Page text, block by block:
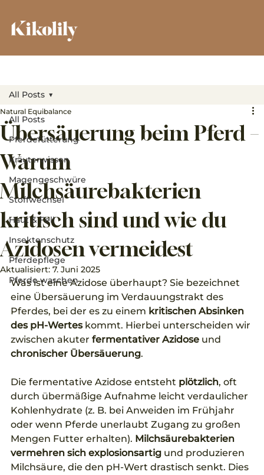
All Posts
Pferdefütterung
Kräuterwissen
Magengeschwüre
Stoffwechsel
Haut & Fell
Insektenschutz
Pferdepflege
Pferde waschen
All Posts
Übersäuerung beim Pferd –
Warum
Milchsäurebakterien
kritisch sind und wie du
Azidosen vermeidest
Natural Equibalance
Aktualisiert: 7. Juni 2025
Was ist eine Azidose überhaupt? Sie bezeichnet
eine Übersäuerung im Verdauungstrakt des
Pferdes, bei der es zu einem kritischen Absinken
des pH-Wertes kommt. Hierbei unterscheiden wir
zwischen akuter fermentativer Azidose und
chronischer Übersäuerung.
Die fermentative Azidose entsteht plötzlich, oft
durch übermäßige Aufnahme leicht verdaulicher
Kohlenhydrate (z. B. bei Anweiden im Frühjahr
oder wenn Pferde unerlaubt Zugang zu großen
Mengen Futter erhalten). Milchsäurebakterien
vermehren sich explosionsartig und produzieren
Milchsäure, die den pH-Wert drastisch senkt. Dies